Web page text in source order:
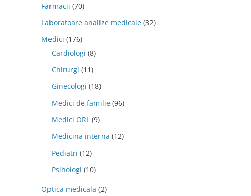
Farmacii (70)
Laboratoare analize medicale (32)
Medici (176)
Cardiologi (8)
Chirurgi (11)
Ginecologi (18)
Medici de familie (96)
Medici ORL (9)
Medicina interna (12)
Pediatri (12)
Psihologi (10)
Optica medicala (2)